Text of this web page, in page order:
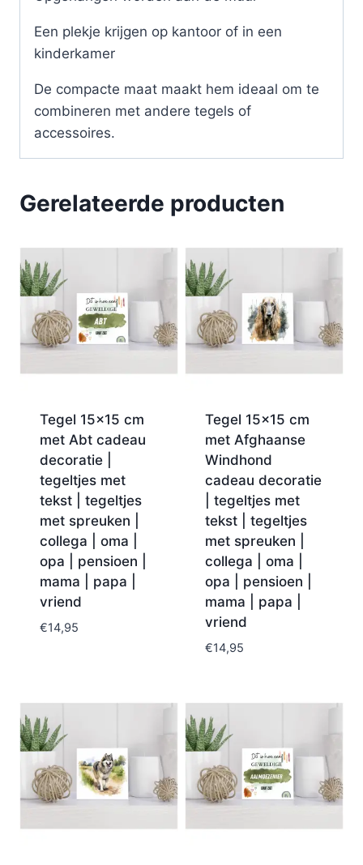
Een plekje krijgen op kantoor of in een
kinderkamer
De compacte maat maakt hem ideaal om te
combineren met andere tegels of
accessoires.
Gerelateerde producten
Tegel 15×15 cm
met Abt cadeau
decoratie |
tegeltjes met
tekst | tegeltjes
met spreuken |
collega | oma |
opa | pensioen |
mama | papa |
vriend
€14,95
Tegel 15×15 cm
met Afghaanse
Windhond
cadeau decoratie
| tegeltjes met
tekst | tegeltjes
met spreuken |
collega | oma |
opa | pensioen |
mama | papa |
vriend
€14,95